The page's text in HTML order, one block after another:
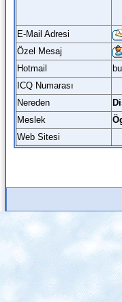
E-Mail Adresi
Özel Mesaj
Hotmail
ICQ Numarası
Nereden
Meslek
Web Sitesi